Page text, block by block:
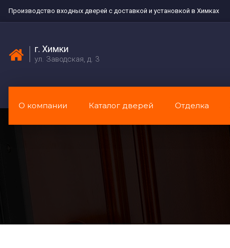
Производство входных дверей с доставкой и установкой в Химках
г. Химки
ул. Заводская, д. 3
О компании Каталог дверей Отделка